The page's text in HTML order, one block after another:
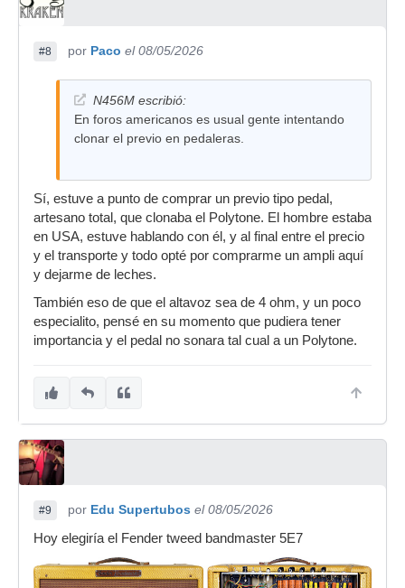
#8 por Paco el 08/05/2026
N456M escribió:
En foros americanos es usual gente intentando
clonar el previo en pedaleras.
Sí, estuve a punto de comprar un previo tipo pedal,
artesano total, que clonaba el Polytone. El hombre estaba
en USA, estuve hablando con él, y al final entre el precio
y el transporte y todo opté por comprarme un ampli aquí
y dejarme de leches.
También eso de que el altavoz sea de 4 ohm, y un poco
especialito, pensé en su momento que pudiera tener
importancia y el pedal no sonara tal cual a un Polytone.
#9 por Edu Supertubos el 08/05/2026
Hoy elegiría el Fender tweed bandmaster 5E7